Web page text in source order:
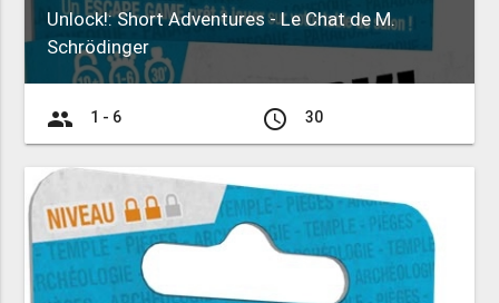
Unlock!: Short Adventures - Le Chat de M.
Schrödinger
group 1 - 6 access_time 30